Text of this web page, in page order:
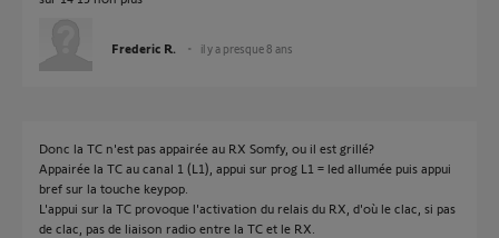
Frederic R. il y a presque 8 ans
Donc la TC n'est pas appairée au RX Somfy, ou il est grillé?
Appairée la TC au canal 1 (L1), appui sur prog L1 = led allumée puis appui
bref sur la touche keypop.
L'appui sur la TC provoque l'activation du relais du RX, d'où le clac, si pas
de clac, pas de liaison radio entre la TC et le RX.